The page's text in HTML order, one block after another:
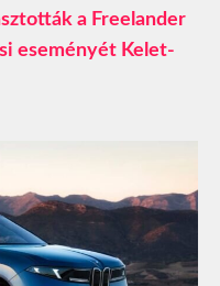
a Freelander
eseményét Kelet-